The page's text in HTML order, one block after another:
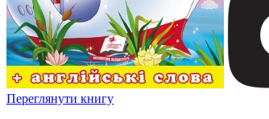
Переглянути книгу